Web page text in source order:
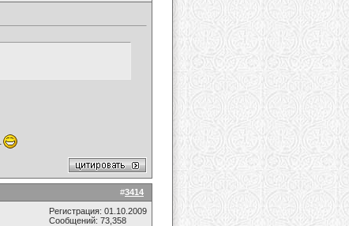
#3414
Регистрация: 01.10.2009
Сообщений: 73,358